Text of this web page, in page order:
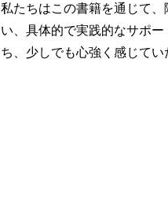
私たちはこの書籍を通じて
い、具体的で実践的なサポ
ち、少しでも心強く感じてい